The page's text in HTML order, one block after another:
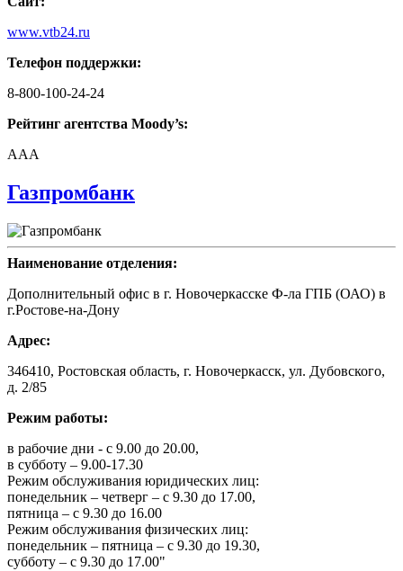
www.vtb24.ru
Телефон поддержки:
8-800-100-24-24
Рейтинг агентства Moody’s:
AAA
Газпромбанк
Наименование отделения:
Дополнительный офис в г. Новочеркасске Ф-ла ГПБ (ОАО) в
г.Ростове-на-Дону
Адрес:
346410, Ростовская область, г. Новочеркасск, ул. Дубовского,
д. 2/85
Режим работы:
в рабочие дни - с 9.00 до 20.00,
в субботу – 9.00-17.30
Режим обслуживания юридических лиц:
понедельник – четверг – с 9.30 до 17.00,
пятница – с 9.30 до 16.00
Режим обслуживания физических лиц:
понедельник – пятница – с 9.30 до 19.30,
субботу – с 9.30 до 17.00"